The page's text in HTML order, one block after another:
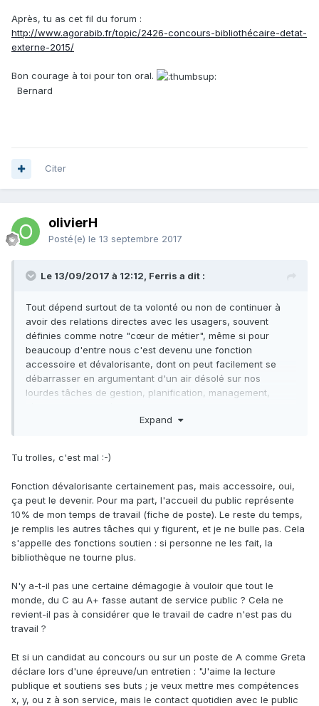
Après, tu as cet fil du forum :
http://www.agorabib.fr/topic/2426-concours-bibliothécaire-detat-
externe-2015/
Bon courage à toi pour ton oral.
Bernard
Citer
olivierH
Posté(e) le 13 septembre 2017
Le 13/09/2017 à 12:12, Ferris a dit :
Tout dépend surtout de ta volonté ou non de continuer à
avoir des relations directes avec les usagers, souvent
définies comme notre "cœur de métier", même si pour
beaucoup d'entre nous c'est devenu une fonction
accessoire et dévalorisante, dont on peut facilement se
débarrasser en argumentant d'un air désolé sur nos
lourdes tâches de gestion, planification, management,
Expand
Tu trolles, c'est mal :-)
Fonction dévalorisante certainement pas, mais accessoire, oui,
ça peut le devenir. Pour ma part, l'accueil du public représente
10% de mon temps de travail (fiche de poste). Le reste du temps,
je remplis les autres tâches qui y figurent, et je ne bulle pas. Cela
s'appelle des fonctions soutien : si personne ne les fait, la
bibliothèque ne tourne plus.
N'y a-t-il pas une certaine démagogie à vouloir que tout le
monde, du C au A+ fasse autant de service public ? Cela ne
revient-il pas à considérer que le travail de cadre n'est pas du
travail ?
Et si un candidat au concours ou sur un poste de A comme Greta
déclare lors d'une épreuve/un entretien : "J'aime la lecture
publique et soutiens ses buts ; je veux mettre mes compétences
x, y, ou z à son service, mais le contact quotidien avec le public